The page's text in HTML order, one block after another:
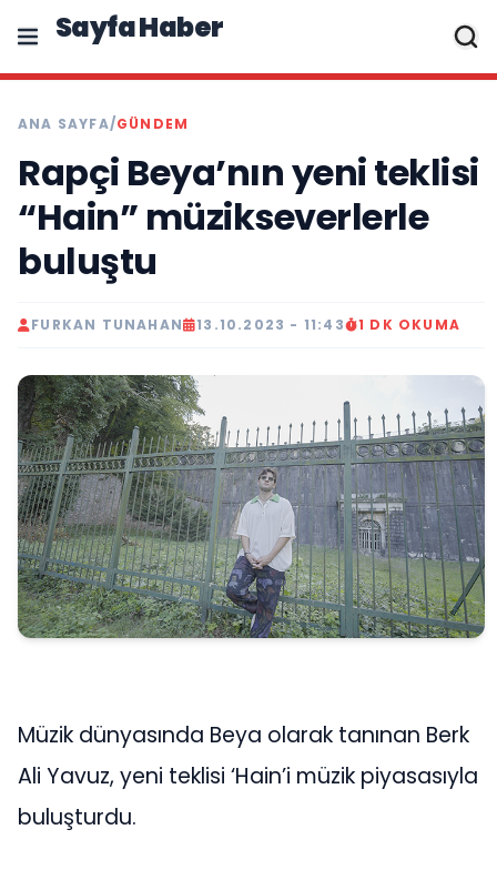
Sayfa Haber
ANA SAYFA/GÜNDEM
Rapçi Beya’nın yeni teklisi
“Hain” müzikseverlerle
buluştu
FURKAN TUNAHAN 13.10.2023 - 11:43 1 DK OKUMA
Müzik dünyasında Beya olarak tanınan Berk
Ali Yavuz, yeni teklisi ‘Hain’i müzik piyasasıyla
buluşturdu.